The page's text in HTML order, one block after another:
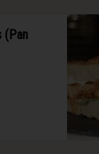
(Pan